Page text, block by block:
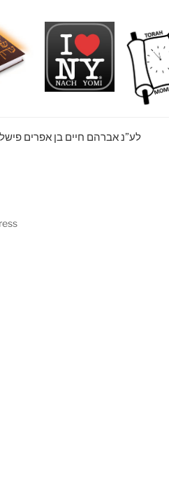
לע”נ אברהם חיים בן אפרים